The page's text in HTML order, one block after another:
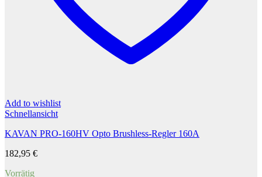
Add to wishlist
Schnellansicht
KAVAN PRO-160HV Opto Brushless-Regler 160A
182,95 €
Vorrätig